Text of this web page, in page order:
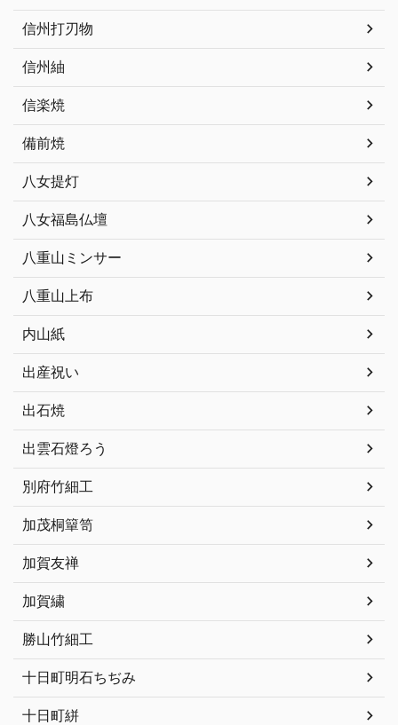
信州打刃物
信州紬
信楽焼
備前焼
八女提灯
八女福島仏壇
八重山ミンサー
八重山上布
内山紙
出産祝い
出石焼
出雲石燈ろう
別府竹細工
加茂桐簞笥
加賀友禅
加賀繍
勝山竹細工
十日町明石ちぢみ
十日町絣